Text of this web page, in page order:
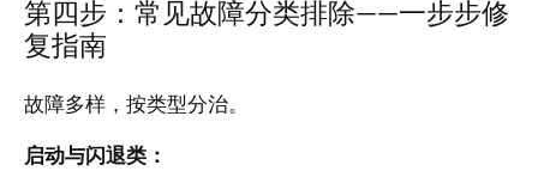
第四步：常见故障分类排除——一步步修
复指南
故障多样，按类型分治。
启动与闪退类：